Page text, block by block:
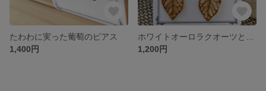
たわわに実った葡萄のピアス
1,400円
1,200円